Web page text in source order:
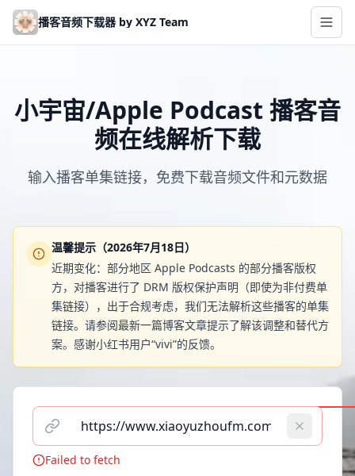
Skip to main content
播客音频下载器 by XYZ Team
小宇宙/Apple Podcast 播客音
频在线解析下载
输入播客单集链接，免费下载音频文件和元数据
温馨提示（2026年7月18日）
近期变化：部分地区 Apple Podcasts 的部分播客版权
方，对播客进行了 DRM 版权保护声明（即使为非付费单
集链接），出于合规考虑，我们无法解析这些播客的单集
链接。请参阅最新一篇博客文章提示了解该调整和替代方
案。感谢小红书用户“vivi”的反馈。
请输入播客单集链接（支持小宇宙、Apple Podcast）
Failed to fetch